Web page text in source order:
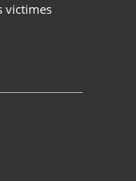
victimes